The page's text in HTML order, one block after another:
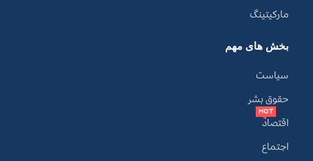
مارکیتینگ
بخش های مهم
سیاست
حقوق بشر
اقتصاد
HOT
اجتماع